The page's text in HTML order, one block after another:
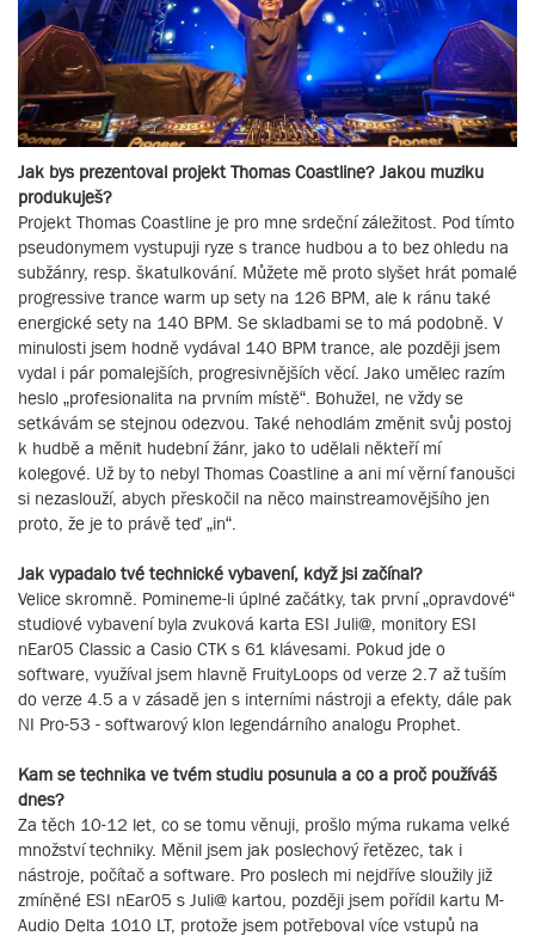
Jak bys prezentoval projekt Thomas Coastline? Jakou muziku
produkuješ?
Projekt Thomas Coastline je pro mne srdeční záležitost. Pod tímto
pseudonymem vystupuji ryze s trance hudbou a to bez ohledu na
subžánry, resp. škatulkování. Můžete mě proto slyšet hrát pomalé
progressive trance warm up sety na 126 BPM, ale k ránu také
energické sety na 140 BPM. Se skladbami se to má podobně. V
minulosti jsem hodně vydával 140 BPM trance, ale později jsem
vydal i pár pomalejších, progresivnějších věcí. Jako umělec razím
heslo „profesionalita na prvním místě“. Bohužel, ne vždy se
setkávám se stejnou odezvou. Také nehodlám změnit svůj postoj
k hudbě a měnit hudební žánr, jako to udělali někteří mí
kolegové. Už by to nebyl Thomas Coastline a ani mí věrní fanoušci
si nezaslouží, abych přeskočil na něco mainstreamovějšího jen
proto, že je to právě teď „in“.
Jak vypadalo tvé technické vybavení, když jsi začínal?
Velice skromně. Pomineme-li úplné začátky, tak první „opravdové“
studiové vybavení byla zvuková karta ESI Juli@, monitory ESI
nEar05 Classic a Casio CTK s 61 klávesami. Pokud jde o
software, využíval jsem hlavně FruityLoops od verze 2.7 až tuším
do verze 4.5 a v zásadě jen s interními nástroji a efekty, dále pak
NI Pro-53 - softwarový klon legendárního analogu Prophet.
Kam se technika ve tvém studiu posunula a co a proč používáš
dnes?
Za těch 10-12 let, co se tomu věnuji, prošlo mýma rukama velké
množství techniky. Měnil jsem jak poslechový řetězec, tak i
nástroje, počítač a software. Pro poslech mi nejdříve sloužily již
zmíněné ESI nEar05 s Juli@ kartou, později jsem pořídil kartu M-
Audio Delta 1010 LT, protože jsem potřeboval více vstupů na